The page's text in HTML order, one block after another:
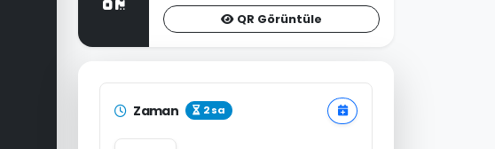
QR Görüntüle
Zaman 2 sa